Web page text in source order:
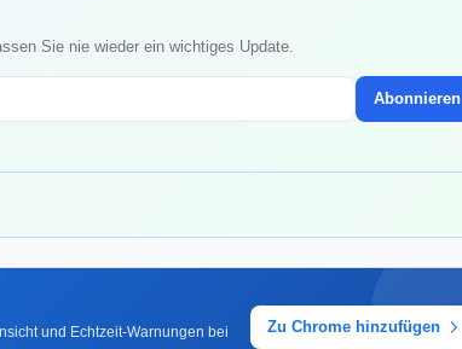
Sie nie wieder ein wichtiges Update.
Abonnieren
und Echtzeit-Warnungen bei
Zu Chrome hinzufügen